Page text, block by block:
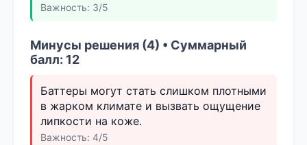
Важность: 3/5
Минусы решения (4) • Суммарный
балл: 12
Баттеры могут стать слишком плотными
в жарком климате и вызвать ощущение
липкости на коже.
Важность: 4/5